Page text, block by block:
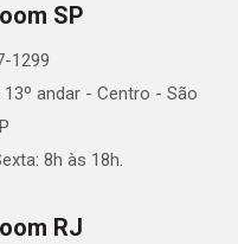
SP
1299
andar - Centro - São
8h às 18h.
RJ